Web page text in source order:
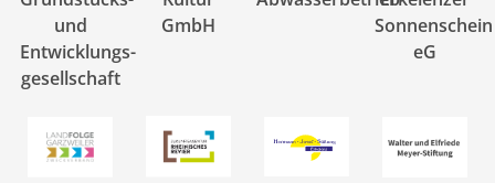
und
Entwicklungs-
gesellschaft
GmbH
Sonnenschein
eG